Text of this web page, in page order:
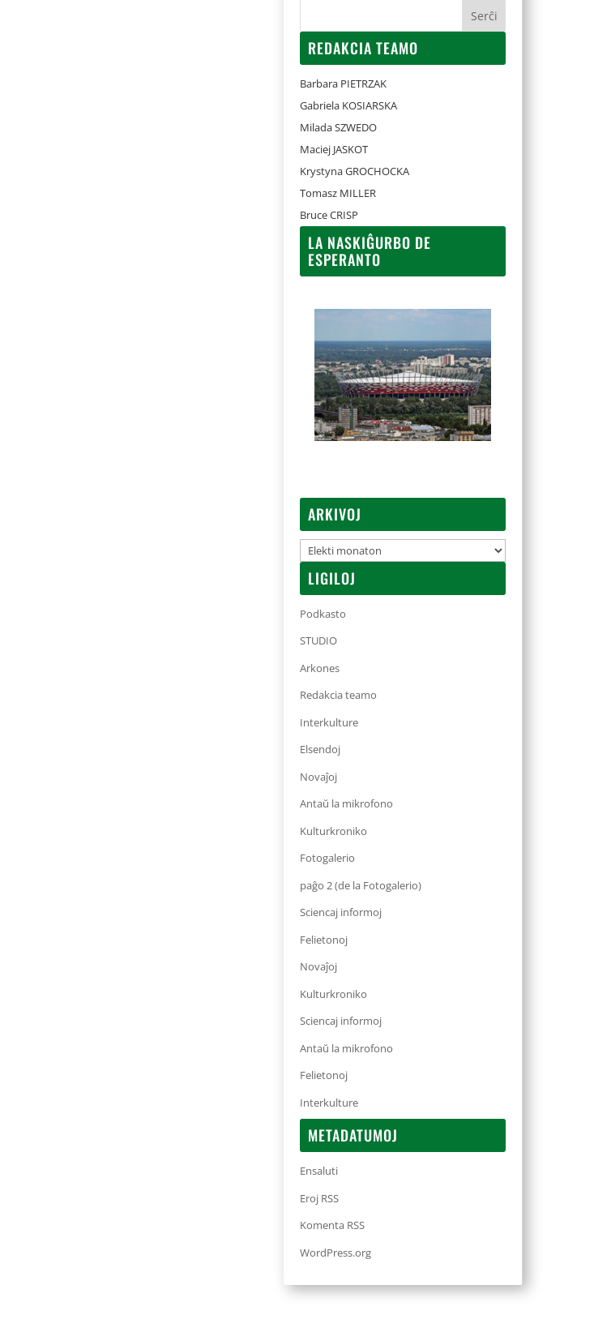
REDAKCIA TEAMO
Barbara PIETRZAK
Gabriela KOSIARSKA
Milada SZWEDO
Maciej JASKOT
Krystyna GROCHOCKA
Tomasz MILLER
Bruce CRISP
LA NASKIĜURBO DE
ESPERANTO
ARKIVOJ
Arkivoj
LIGILOJ
Podkasto
STUDIO
Arkones
Redakcia teamo
Interkulture
Elsendoj
Novaĵoj
Antaŭ la mikrofono
Kulturkroniko
Fotogalerio
paĝo 2 (de la Fotogalerio)
Sciencaj informoj
Felietonoj
Novaĵoj
Kulturkroniko
Sciencaj informoj
Antaŭ la mikrofono
Felietonoj
Interkulture
METADATUMOJ
Ensaluti
Eroj RSS
Komenta RSS
WordPress.org